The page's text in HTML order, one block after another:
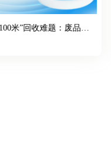
”回收难题：废品宝
态